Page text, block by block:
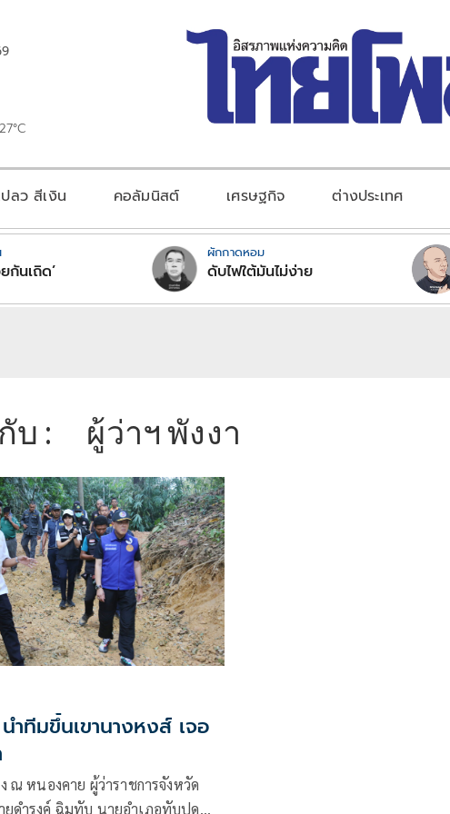
ปลว สีเงิน คอลัมนิสต์ เศรษฐกิจ ต่างประเทศ
กันเถิด’
ผักกาดหอม
ดับไฟใต้มันไม่ง่าย
บ : ผู้ว่าฯ พังงา
ำทีมขึ้นเขานางหงส์ เจอ
ณ หนองคาย ผู้ว่าราชการจังหวัด
ดำรงค์ ฉิมทับ นายอำเภอทับปุด